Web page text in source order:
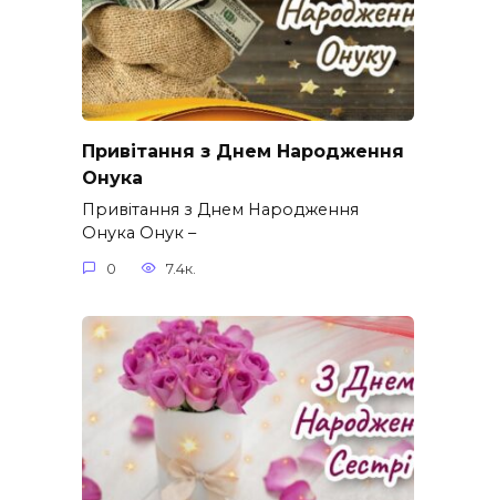
Привітання з Днем Народження
Онука
Привітання з Днем Народження
Онука Онук –
0 7.4к.